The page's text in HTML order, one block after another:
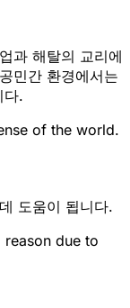
과 해탈의 교리에
민간 환경에서는
다.
of the world.
도움이 됩니다.
due to